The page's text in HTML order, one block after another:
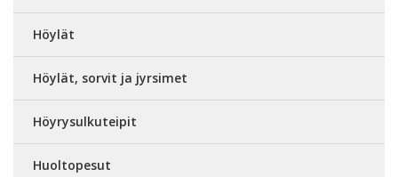
Höylät
Höylät, sorvit ja jyrsimet
Höyrysulkuteipit
Huoltopesut